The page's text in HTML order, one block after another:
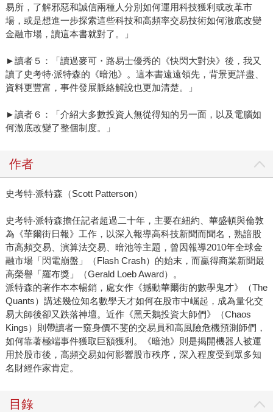
易所，了解邪惡和誠信兩種人分別如何運用科技獲利或改革市
場，或是想進一步探索這些科技和高頻率交易技術如何澈底改變
金融市場，讀這本書就對了。」
►讀者５：「讀過麥可・路易士優秀的《快閃大對決》後，我又
讀了史考特‧派特森的《暗池》。這本書遠遠領先，背景更詳盡、
資料更豐富，事件發展脈絡解說也更加清楚。」
►讀者６：「介紹大多數投資人無從得知的另一面，以及電腦如
何澈底改變了整個制度。」
作者
史考特‧派特森（Scott Patterson）
史考特‧派特森擔任記者超過二十年，主要在紐約、華盛頓與倫敦
為《華爾街日報》工作，以深入報導高科技新聞而聞名，熟諳股
市高頻交易、演算法交易、暗池等主題，曾因報導2010年全球金
融市場「閃電崩盤」（Flash Crash）的始末，而贏得商業新聞最
高榮譽「羅布獎」（Gerald Loeb Award）。
派特森的著作本本暢銷，處女作《撼動華爾街的數學鬼才》（The
Quants）講述幾位知名數學天才如何在股市中崛起，成為量化交
易大師後卻又跌落神壇。近作《黑天鵝投資大師們》（Chaos
Kings）則帶讀者一窺身價不斐的交易員和高風險危機預測師們，
如何靠著極端事件獲取巨額獲利。《暗池》則是揭開機器人被運
用於股市後，高頻交易如何影響股市秩序，深入程度受到眾多知
名財經作家肯定。
目錄